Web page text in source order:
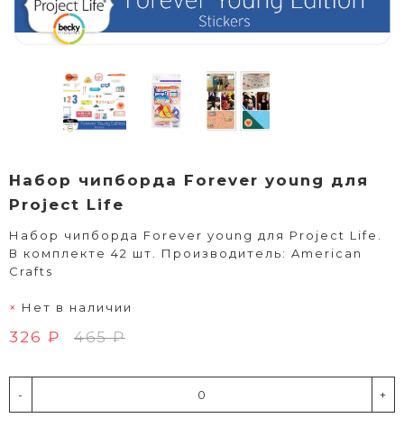
Набор чипборда Forever young для
Project Life
Набор чипборда Forever young для Project Life.
В комплекте 42 шт. Производитель: American
Crafts
Нет в наличии
326 ₽ 465 ₽
- +